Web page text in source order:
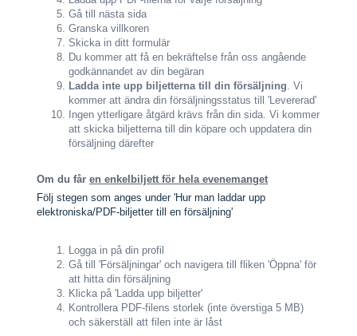
Gå till nästa sida
Granska villkoren
Skicka in ditt formulär
Du kommer att få en bekräftelse från oss angående
godkännandet av din begäran
Ladda inte upp biljetterna till din försäljning. Vi
kommer att ändra din försäljningsstatus till 'Levererad'
Ingen ytterligare åtgärd krävs från din sida. Vi kommer
att skicka biljetterna till din köpare och uppdatera din
försäljning därefter
Om du får en enkelbiljett för hela evenemanget
Följ stegen som anges under 'Hur man laddar upp
elektroniska/PDF-biljetter till en försäljning'
Logga in på din profil
Gå till 'Försäljningar' och navigera till fliken 'Öppna' för
att hitta din försäljning
Klicka på 'Ladda upp biljetter'
Kontrollera PDF-filens storlek (inte överstiga 5 MB)
och säkerställ att filen inte är låst